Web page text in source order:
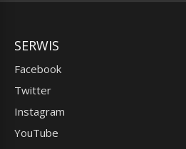
SERWIS
Facebook
Twitter
Instagram
YouTube